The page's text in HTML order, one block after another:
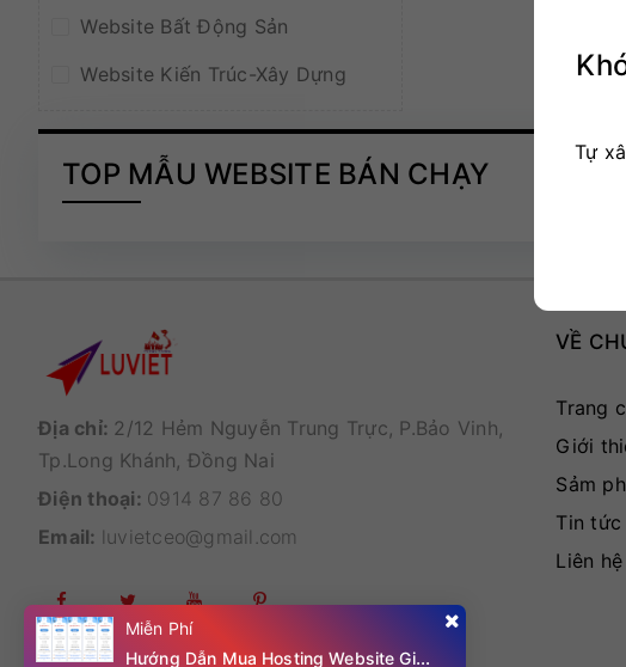
Website Bất Động Sản
Website Kiến Trúc-Xây Dựng
TOP MẪU WEBSITE BÁN CHẠY
Địa chỉ: 2/12 Hẻm Nguyễn Trung Trực, P.Bảo Vinh,
Tp.Long Khánh, Đồng Nai
Điện thoại: 0914 87 86 80
Email: luvietceo@gmail.com
VỀ
Trang
Giới
Sảm
Tin tức
Liên hệ
Miễn Phí
Hướng Dẫn Mua Hosting Website Giá Rẻ
Tự